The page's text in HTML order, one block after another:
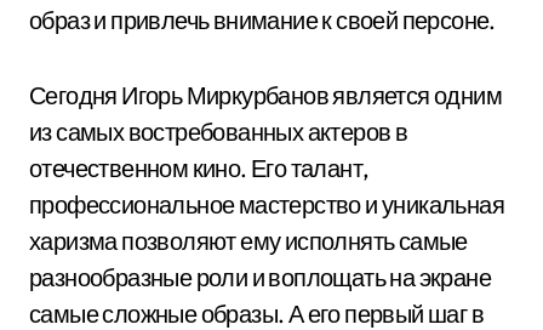
образ и привлечь внимание к своей персоне.
Сегодня Игорь Миркурбанов является одним
из самых востребованных актеров в
отечественном кино. Его талант,
профессиональное мастерство и уникальная
харизма позволяют ему исполнять самые
разнообразные роли и воплощать на экране
самые сложные образы. А его первый шаг в